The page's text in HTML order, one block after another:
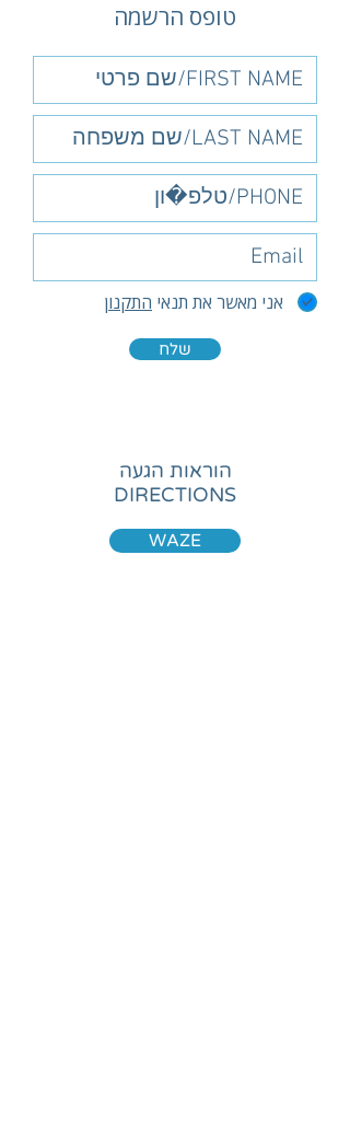
טופס הרשמה
אני מאשר את תנאי התקנון
שלח
הוראות הגעה
DIRECTIONS
WAZE